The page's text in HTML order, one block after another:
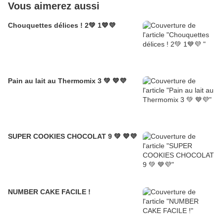
Vous aimerez aussi
Chouquettes délices ! 2💚 1💙💜
Pain au lait au Thermomix 3 💚 💙💜
SUPER COOKIES CHOCOLAT 9 💚 💙💜
NUMBER CAKE FACILE !